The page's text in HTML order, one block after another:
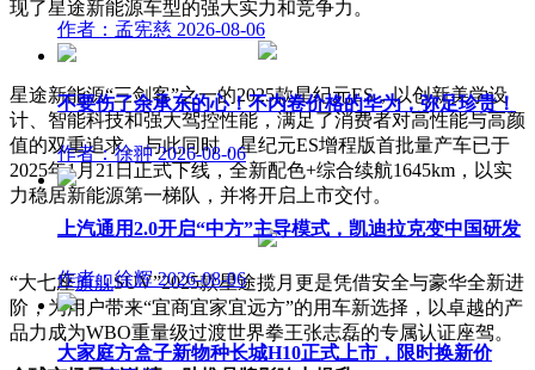
现了星途新能源车型的强大实力和竞争力。
星途新能源“三剑客”之一的2025款星纪元ES，以创新美学设
计、智能科技和强大驾控性能，满足了消费者对高性能与高颜
值的双重追求。与此同时，星纪元ES增程版首批量产车已于
2025年1月21日正式下线，全新配色+综合续航1645km，以实
力稳居新能源第一梯队，并将开启上市交付。
“大七座旗舰SUV”2025款星途揽月更是凭借安全与豪华全新进
阶，为用户带来“宜商宜家宜远方”的用车新选择，以卓越的产
品力成为WBO重量级过渡世界拳王张志磊的专属认证座驾。
作者：孟宪慈 2026-08-06
不要伤了余承东的心！不内卷价格的华为，弥足珍贵！
作者：徐翀 2026-08-06
上汽通用2.0开启“中方”主导模式，凯迪拉克变中国研发
作者：徐辉 2026-08-06
大家庭方盒子新物种长城H10正式上市，限时换新价